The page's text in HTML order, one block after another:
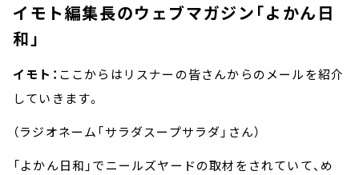
イモト編集長のウェブマガジン「よかん日
和」
イモト： ここからはリスナーの皆さんからのメールを紹介
していきます。
（ラジオネーム「サラダスープサラダ」さん）
「よかん日和」でニールズヤードの取材をされていて、め